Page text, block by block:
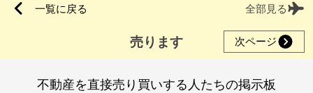
一覧に戻る 全部見る
売ります 次ページ
不動産を直接売り買いする人たちの掲示板